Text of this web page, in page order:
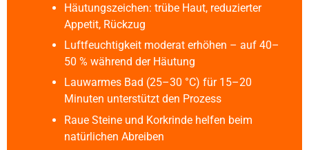
Häutungszeichen: trübe Haut, reduzierter
Appetit, Rückzug
Luftfeuchtigkeit moderat erhöhen – auf 40–
50 % während der Häutung
Lauwarmes Bad (25–30 °C) für 15–20
Minuten unterstützt den Prozess
Raue Steine und Korkrinde helfen beim
natürlichen Abreiben